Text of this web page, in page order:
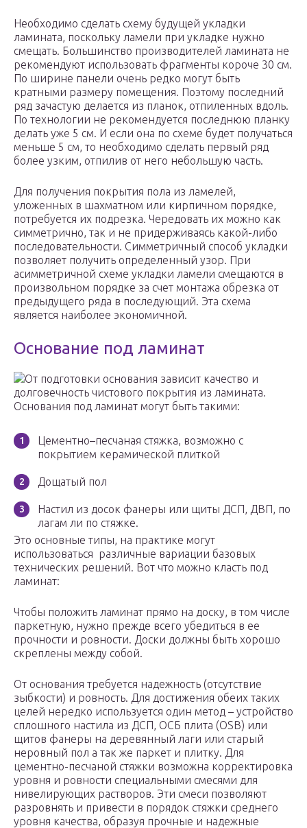
Необходимо сделать схему будущей укладки
ламината, поскольку ламели при укладке нужно
смещать. Большинство производителей ламината не
рекомендуют использовать фрагменты короче 30 см.
По ширине панели очень редко могут быть
кратными размеру помещения. Поэтому последний
ряд зачастую делается из планок, отпиленных вдоль.
По технологии не рекомендуется последнюю планку
делать уже 5 см. И если она по схеме будет получаться
меньше 5 см, то необходимо сделать первый ряд
более узким, отпилив от него небольшую часть.
Для получения покрытия пола из ламелей,
уложенных в шахматном или кирпичном порядке,
потребуется их подрезка. Чередовать их можно как
симметрично, так и не придерживаясь какой-либо
последовательности. Симметричный способ укладки
позволяет получить определенный узор. При
асимметричной схеме укладки ламели смещаются в
произвольном порядке за счет монтажа обрезка от
предыдущего ряда в последующий. Эта схема
является наиболее экономичной.
Основание под ламинат
От подготовки основания зависит качество и
долговечность чистового покрытия из ламината.
Основания под ламинат могут быть такими:
Цементно–песчаная стяжка, возможно с
покрытием керамической плиткой
Дощатый пол
Настил из досок фанеры или щиты ДСП, ДВП, по
лагам ли по стяжке.
Это основные типы, на практике могут
использоваться различные вариации базовых
технических решений. Вот что можно класть под
ламинат:
Чтобы положить ламинат прямо на доску, в том числе
паркетную, нужно прежде всего убедиться в ее
прочности и ровности. Доски должны быть хорошо
скреплены между собой.
От основания требуется надежность (отсутствие
зыбкости) и ровность. Для достижения обеих таких
целей нередко используется один метод – устройство
сплошного настила из ДСП, ОСБ плита (OSB) или
щитов фанеры на деревянный лаги или старый
неровный пол а так же паркет и плитку. Для
цементно-песчаной стяжки возможна корректировка
уровня и ровности специальными смесями для
нивелирующих растворов. Эти смеси позволяют
разровнять и привести в порядок стяжки среднего
уровня качества, образуя прочные и надежные